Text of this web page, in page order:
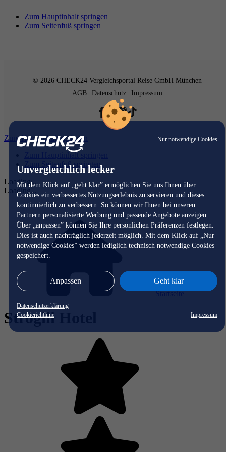
Nur notwendige Cookies
Unvergleichlich lecker
Mit dem Klick auf „geht klar” ermöglichen Sie uns Ihnen über
Cookies ein verbessertes Nutzungserlebnis zu servieren und dieses
kontinuierlich zu verbessern. So können wir Ihnen bei unseren
Partnern personalisierte Werbung und passende Angebote anzeigen.
Über „anpassen” können Sie Ihre persönlichen Präferenzen festlegen.
Dies ist auch nachträglich jederzeit möglich. Mit dem Klick auf „Nur
notwendige Cookies” werden lediglich technisch notwendige Cookies
gespeichert.
Anpassen Geht klar
Datenschutzerklärung
Cookierichtlinie
Impressum
Zum Hauptinhalt springen
Zum Seitenfuß springen
© 2026 CHECK24 Vergleichsportal Reise GmbH München
AGB
Datenschutz Impressum
Zum Hauptinhalt springen
Zum Hauptinhalt springen
Zum Seitenfuß springen
Loading...
Loading...
Startseite
Strogili Hotel